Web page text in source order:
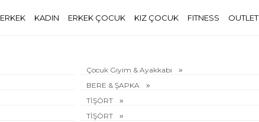
ERKEK KADIN ERKEK ÇOCUK KIZ ÇOCUK FITNESS OUTLET
Çocuk Giyim & Ayakkabı
BERE & ŞAPKA
TİŞÖRT
TİŞÖRT